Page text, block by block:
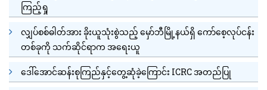
ကြည့်ရှု
လျှပ်စစ်ဓါတ်အား ခိုးယူသုံးစွဲသည့် မှော်ဘီမြို့နယ်ရှိ ကော်စေ့လုပ်ငန်း
တစ်ခုကို သက်ဆိုင်ရာက အရေးယူ
ဒေါ်အောင်ဆန်းစုကြည်နှင့်တွေ့ဆုံခဲ့ကြောင်း ICRC အတည်ပြု